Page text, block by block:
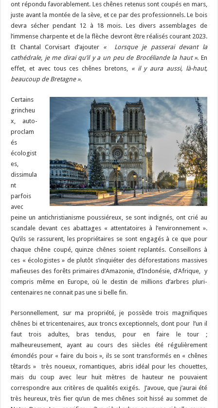
ont répondu favorablement. Les chênes retenus sont coupés en mars,
juste avant la montée de la sève, et ce par des professionnels. Le bois
devra sécher pendant 12 à 18 mois. Les divers assemblages de
l’immense charpente et de la flèche devront être réalisés courant 2023.
Et Chantal Corvisart d’ajouter « Lorsque je passerai devant la
cathédrale, je me dirai qu’il y a un peu de Brocéliande la haut ». En
effet, et avec tous ces chênes bretons, « il y aura aussi, là-haut,
beaucoup de Bretagne ».
Certains
grincheu
x, auto-
proclam
és
écologist
es,
dissimula
nt
parfois
avec
peine un antichristianisme poussiéreux, se sont indignés, ont crié au
scandale devant ces abattages « attentatoires à l’environnement ».
Qu’ils se rassurent, les propriétaires se sont engagés à ce que pour
chaque chêne coupé, quinze chênes soient replantés. Conseillons à
ces « écologistes » de plutôt s’inquiéter des déforestations massives
mafieuses des forêts primaires d’Amazonie, d’Indonésie, d’Afrique, y
compris même en Europe, où le destin de millions d’arbres pluri-
centenaires ne connait pas une si belle fin.
Personnellement, sur ma propriété, je possède trois magnifiques
chênes bi et tricentenaires, aux troncs exceptionnels, dont pour l’un il
faut trois adultes, bras tendus, pour en faire le tour ;
malheureusement, ayant au cours des siècles été régulièrement
émondés pour « faire du bois », ils se sont transformés en « chênes
têtards » très noueux, romantiques, abris idéal pour les chouettes,
mais du coup avec leur huit mètres de hauteur ne pouvaient
correspondre aux critères de qualités exigés. J’avoue, que j’aurai été
très heureux, très fier qu’un de mes chênes soit hissé au sommet de